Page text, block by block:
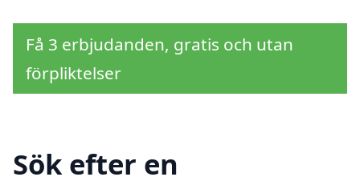
Få 3 erbjudanden, gratis och utan
förpliktelser
Sök efter en